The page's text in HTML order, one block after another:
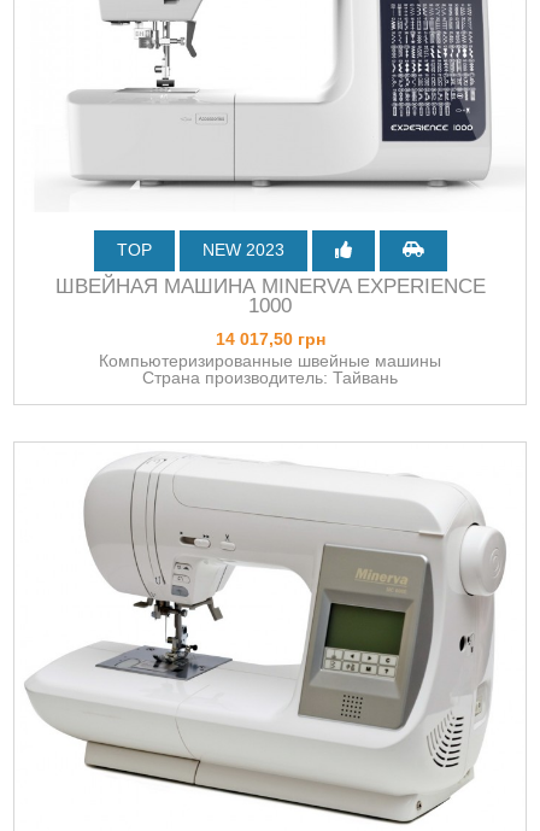
TOP NEW 2023
ШВЕЙНАЯ МАШИНА MINERVA EXPERIENCE
1000
14 017,50 грн
Компьютеризированные швейные машины
Страна производитель: Тайвань